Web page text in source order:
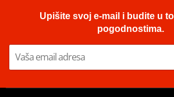
Upišite svoj e-mail i budite u
pogodnostima.